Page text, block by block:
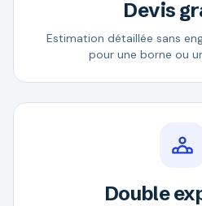
Devis
Estimation détaillée sans
pour une borne ou
Double